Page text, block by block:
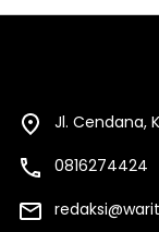
Jl. Cendana,
0816274424